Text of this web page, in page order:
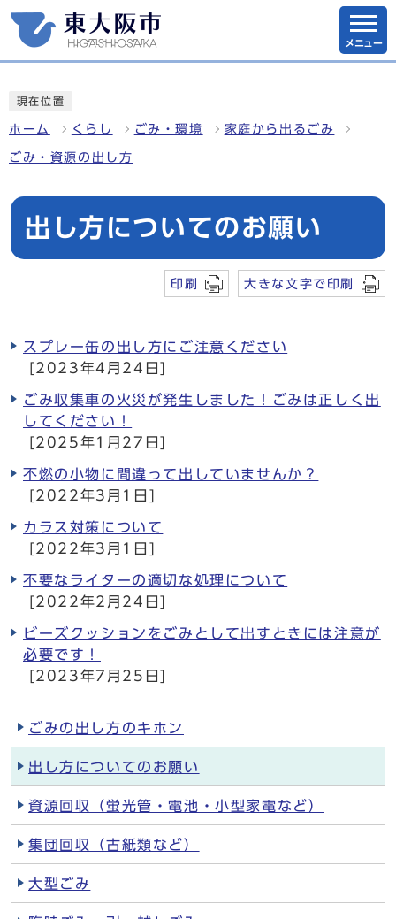
メニュー
現在位置
ホーム くらし ごみ・環境 家庭から出るごみ
ごみ・資源の出し方
出し方についてのお願い
印刷 大きな文字で印刷
スプレー缶の出し方にご注意ください
[2023年4月24日]
ごみ収集車の火災が発生しました！ごみは正しく出
してください！
[2025年1月27日]
不燃の小物に間違って出していませんか？
[2022年3月1日]
カラス対策について
[2022年3月1日]
不要なライターの適切な処理について
[2022年2月24日]
ビーズクッションをごみとして出すときには注意が
必要です！
[2023年7月25日]
ごみの出し方のキホン
出し方についてのお願い
資源回収（蛍光管・電池・小型家電など）
集団回収（古紙類など）
大型ごみ